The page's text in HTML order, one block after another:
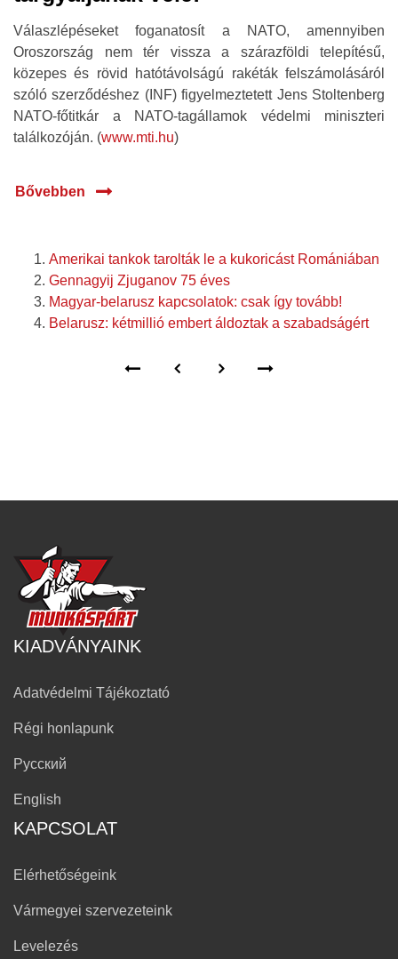
Válaszlépéseket foganatosít a NATO, amennyiben
Oroszország nem tér vissza a szárazföldi telepítésű,
közepes és rövid hatótávolságú rakéták felszámolásáról
szóló szerződéshez (INF) figyelmeztetett Jens Stoltenberg
NATO-főtitkár a NATO-tagállamok védelmi miniszteri
találkozóján. (www.mti.hu)
Bővebben
Amerikai tankok tarolták le a kukoricást Romániában
Gennagyij Zjuganov 75 éves
Magyar-belarusz kapcsolatok: csak így tovább!
Belarusz: kétmillió embert áldoztak a szabadságért
KIADVÁNYAINK
Adatvédelmi Tájékoztató
Régi honlapunk
Русский
English
KAPCSOLAT
Elérhetőségeink
Vármegyei szervezeteink
Levelezés